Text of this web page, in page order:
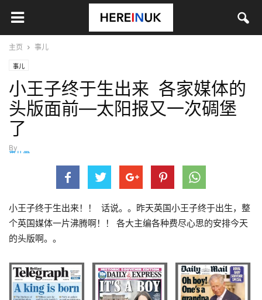
主页 事儿
事儿
小王子终于生出来 各家媒体的
头版面前—太阳报又一次碉堡
了
By
事儿君
小王子终于生出来！！ 话说。。昨天英国小王子终于出生，整
个英国媒体一片沸腾啊！！ 各大主编各种费尽心思的安排今天
的头版啊。。